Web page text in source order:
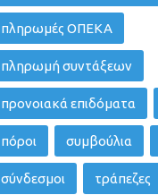
πληρωμές ΟΠΕΚΑ
πληρωμή συντάξεων
προνοιακά επιδόματα
πόροι συμβούλια
σύνδεσμοι τράπεζες